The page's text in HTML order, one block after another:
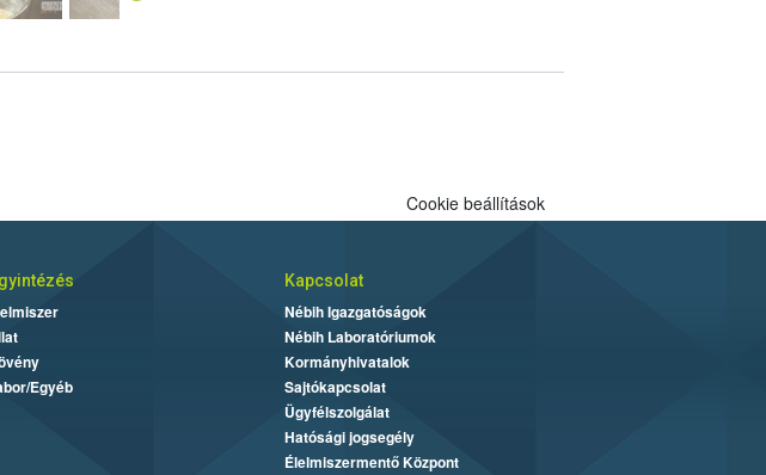
Cookie beállítások
Egyéb
Kapcsolat
Nébih Igazgatóságok
Nébih Laboratóriumok
Kormányhivatalok
Sajtókapcsolat
Ügyfélszolgálat
Hatósági jogsegély
Élelmiszermentő Központ